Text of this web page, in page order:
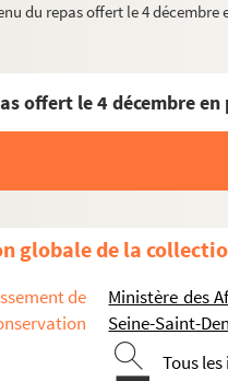
du repas offert le 4
globale de la
de
Ministère des
Seine-Saint-
Tous